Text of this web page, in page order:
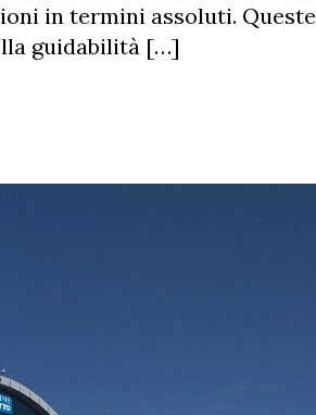
in termini assoluti. Queste
guidabilità […]